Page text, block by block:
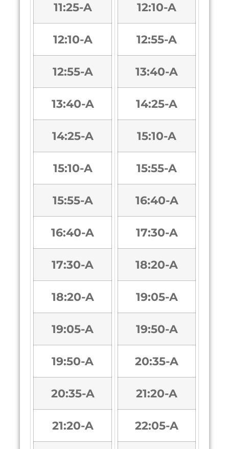
11:25-A
12:10-A
12:55-A
13:40-A
14:25-A
15:10-A
15:55-A
16:40-A
17:30-A
18:20-A
19:05-A
19:50-A
20:35-A
21:20-A
12:10-A
12:55-A
13:40-A
14:25-A
15:10-A
15:55-A
16:40-A
17:30-A
18:20-A
19:05-A
19:50-A
20:35-A
21:20-A
22:05-A